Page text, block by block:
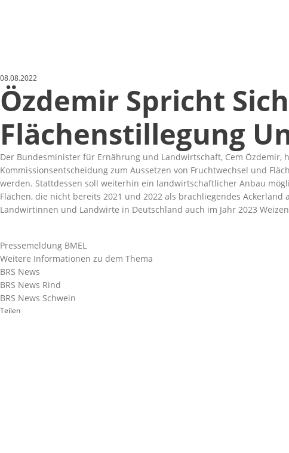
08.08.2022
Özdemir Spricht
Flächenstillegung
Der Bundesminister für Ernährung und Landwirtschaft, Cem
Kommissionsentscheidung zum Aussetzen von Fruchtwechsel und
werden. Stattdessen soll weiterhin ein landwirtschaftlicher Anbau
Flächen, die nicht bereits 2021 und 2022 als brachliegendes
Landwirtinnen und Landwirte in Deutschland auch im Jahr 2023
Pressemeldung BMEL
Weitere Informationen zu dem Thema
BRS News
BRS News Rind
BRS News Schwein
Teilen